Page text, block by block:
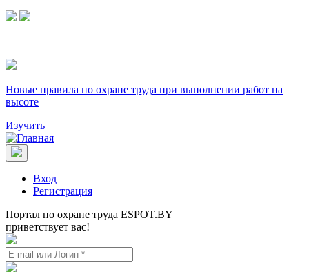
Новые правила по охране труда при выполнении работ на
высоте
Изучить
Вход
Регистрация
Портал по охране труда ESPOT.BY
приветствует вас!